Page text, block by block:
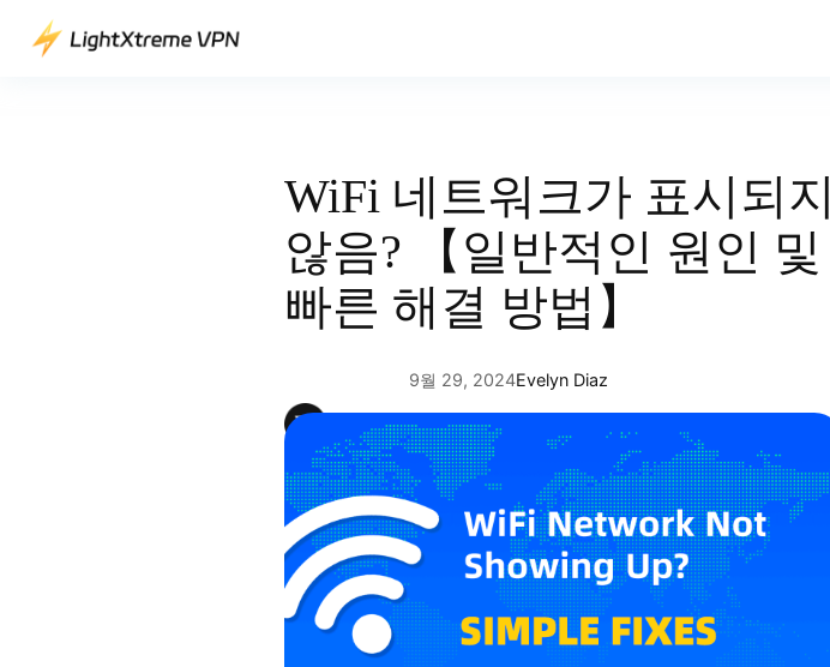
WiFi 네트워크가 표시되지
않음? 【일반적인 원인 및
빠른 해결 방법】
9월 29, 2024Evelyn Diaz